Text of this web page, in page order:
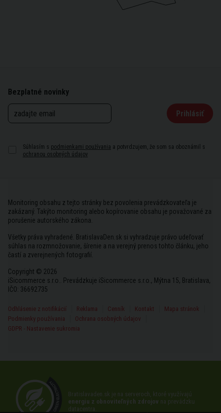
Bezplatné novinky
Prihlásiť
Súhlasím s podmienkami používania a potvrdzujem, že som sa oboznámil s
ochranou osobných údajov
Monitoring obsahu z tejto stránky bez povolenia prevádzkovateľa je
zakázaný. Takýto monitoring alebo kopírovanie obsahu je považované za
porušenie autorského zákona.
Všetky práva vyhradené. BratislavaDen.sk si vyhradzuje právo udeľovať
súhlas na rozmnožovanie, šírenie a na verejný prenos tohto článku, jeho
častí a zverejnených fotografií.
Copyright © 2026
iSicommerce s.r.o.. Prevádzkuje iSicommerce s.r.o., Mýtna 15, Bratislava,
IČO: 36692735
Odhlásenie z notifikácií Reklama Cenník Kontakt
Mapa stránok
Podmienky používania
Ochrana osobných údajov
GDPR - Nastavenie sukromia
Bratislavaden.sk je na serveroch, ktoré využívajú
energiu z obnoviteľných zdrojov na prevádzku
datacentra.